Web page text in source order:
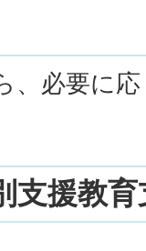
、必要に
支援教